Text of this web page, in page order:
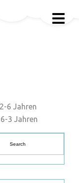
6 Jahren
3 Jahren